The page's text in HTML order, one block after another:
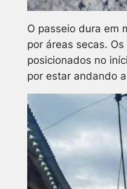
O passeio dura em
por áreas secas.
posicionados no
por estar andando